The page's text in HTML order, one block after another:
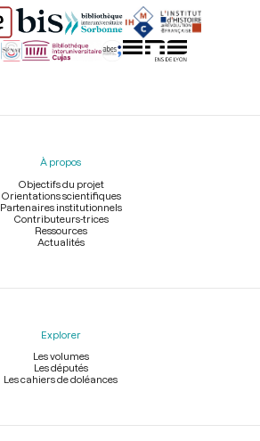
À propos
Objectifs du projet
Orientations scientifiques
Partenaires institutionnels
Contributeurs-trices
Ressources
Actualités
Explorer
Les volumes
Les députés
Les cahiers de doléances